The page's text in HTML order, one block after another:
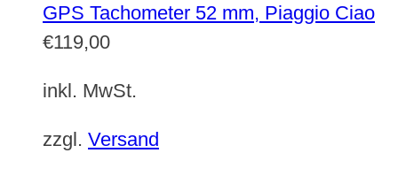
GPS Tachometer 52 mm, Piaggio Ciao
€119,00
inkl. MwSt.
zzgl. Versand